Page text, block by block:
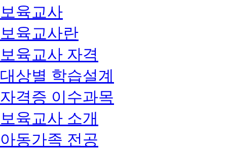
보육교사
보육교사란
보육교사 자격
대상별 학습설계
자격증 이수과목
보육교사 소개
아동가족 전공